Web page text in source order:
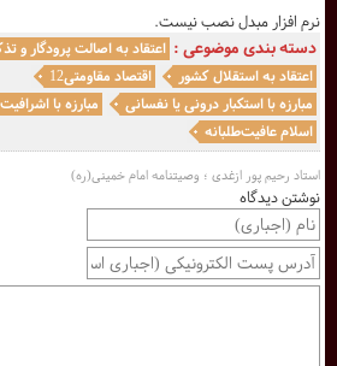
نرم افزار مبدل نصب نیست.
دسته بندی موضوعی : اعتقاد به اصالت پرودگار و
اعتقاد به استقلال کشور
اقتصاد مقاومتی12
مبارزه با استکبار درونی یا نفسانی
مبارزه با
اسلام عافیت‌طلبانه
استاد رحیم پور ازغدی ؛ وصیتنامه امام خمینی(ره)
نوشتن دیدگاه